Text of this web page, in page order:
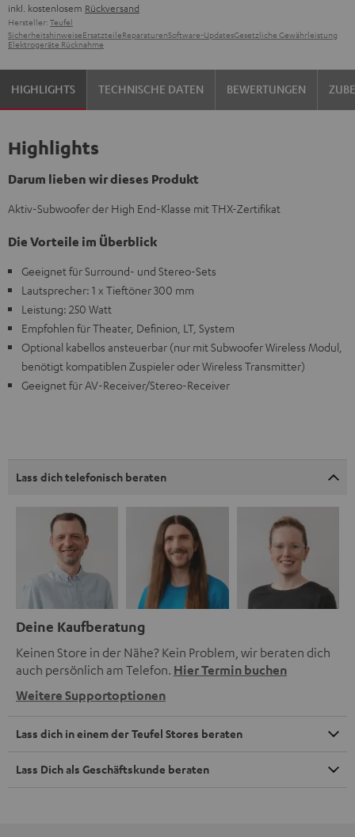
inkl. kostenlosem Rückversand
Hersteller: Teufel
SicherheitshinweiseErsatzteileReparaturenSoftware-UpdatesGesetzliche Gewährleistung
Elektrogeräte Rücknahme
HIGHLIGHTS TECHNISCHE DATEN BEWERTUNGEN
Highlights
Darum lieben wir dieses Produkt
Aktiv-Subwoofer der High End-Klasse mit THX-Zertifikat
Die Vorteile im Überblick
Geeignet für Surround- und Stereo-Sets
Lautsprecher: 1 x Tieftöner 300 mm
Leistung: 250 Watt
Empfohlen für Theater, Definion, LT, System
Optional kabellos ansteuerbar (nur mit Subwoofer Wireless Modul,
benötigt kompatiblen Zuspieler oder Wireless Transmitter)
Geeignet für AV-Receiver/Stereo-Receiver
Lass dich telefonisch beraten
Deine Kaufberatung
Keinen Store in der Nähe? Kein Problem, wir beraten dich
auch persönlich am Telefon. Hier Termin buchen
Weitere Supportoptionen
Lass dich in einem der Teufel Stores beraten
Lass Dich als Geschäftskunde beraten